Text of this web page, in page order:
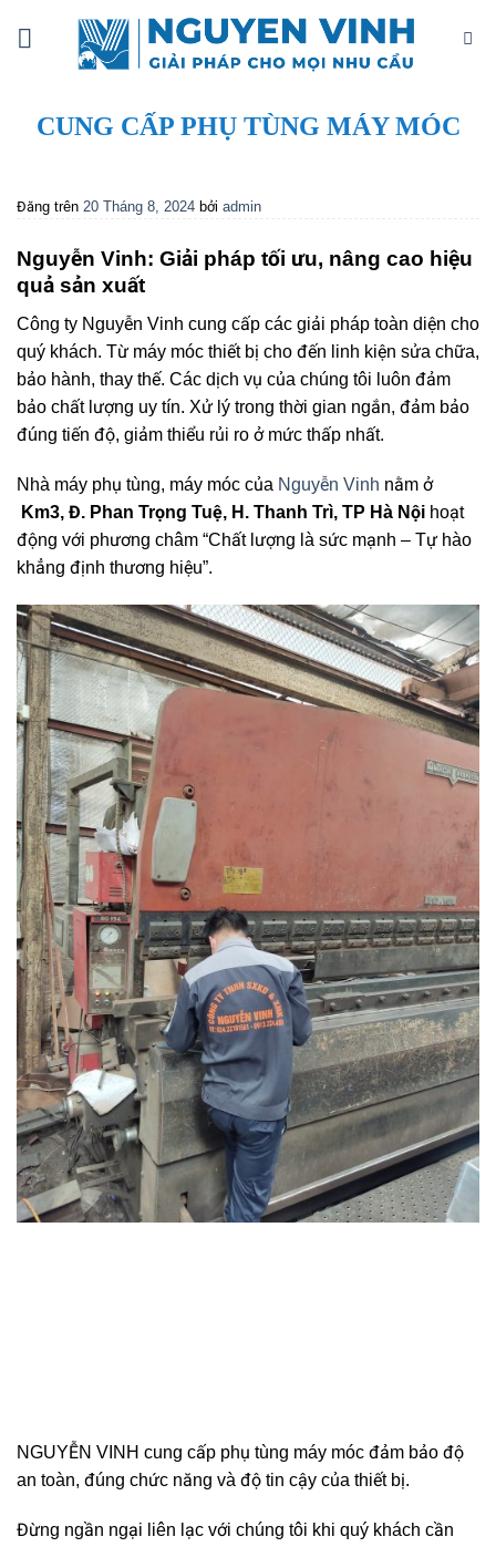
CUNG CẤP PHỤ TÙNG MÁY MÓC
Đăng trên 20 Tháng 8, 2024 bởi admin
Nguyễn Vinh: Giải pháp tối ưu, nâng cao hiệu
quả sản xuất
Công ty Nguyễn Vinh cung cấp các giải pháp toàn diện cho
quý khách. Từ máy móc thiết bị cho đến linh kiện sửa chữa,
bảo hành, thay thế. Các dịch vụ của chúng tôi luôn đảm
bảo chất lượng uy tín. Xử lý trong thời gian ngắn, đảm bảo
đúng tiến độ, giảm thiểu rủi ro ở mức thấp nhất.
Nhà máy phụ tùng, máy móc của Nguyễn Vinh nằm ở
Km3, Đ. Phan Trọng Tuệ, H. Thanh Trì, TP Hà Nội hoạt
động với phương châm “Chất lượng là sức mạnh – Tự hào
khẳng định thương hiệu”.
NGUYỄN VINH cung cấp phụ tùng máy móc đảm bảo độ
an toàn, đúng chức năng và độ tin cậy của thiết bị.
Đừng ngần ngại liên lạc với chúng tôi khi quý khách cần